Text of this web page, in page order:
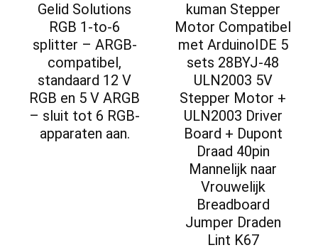
Gelid Solutions
RGB 1-to-6
splitter – ARGB-
compatibel,
standaard 12 V
RGB en 5 V ARGB
– sluit tot 6 RGB-
apparaten aan.
kuman Stepper
Motor Compatibel
met ArduinoIDE 5
sets 28BYJ-48
ULN2003 5V
Stepper Motor +
ULN2003 Driver
Board + Dupont
Draad 40pin
Mannelijk naar
Vrouwelijk
Breadboard
Jumper Draden
Lint K67